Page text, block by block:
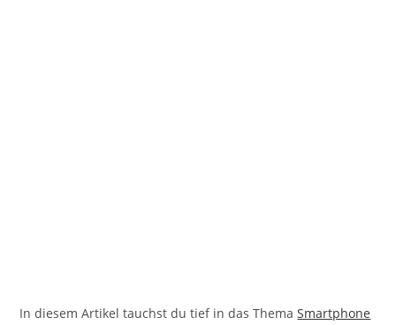
In diesem Artikel tauchst du tief in das ThemaSmartphone